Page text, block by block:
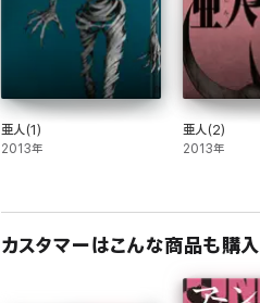
亜人(1)
2013年
亜人(2)
2013年
カスタマーはこんな商品も購入